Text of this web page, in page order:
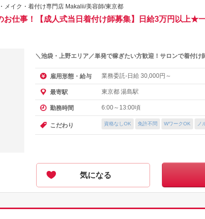
メイク・着付け専門店 Makalii/美容師/東京都
お仕事！【成人式当日着付け師募集】日給3万円以上★
＼池袋・上野エリア／単発で稼ぎたい方歓迎！サロンで着付
雇用形態・給与 業務委託-日給 30,000円～
最寄駅 東京都 湯島駅
勤務時間 6:00～13:00頃
こだわり 資格なしOK 免許不問 WワークOK ノ
気になる